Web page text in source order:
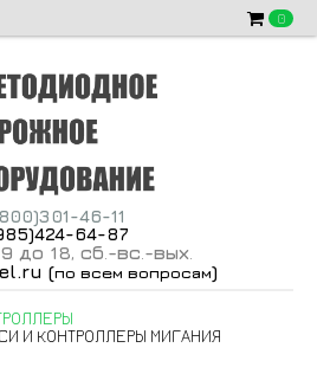
0
46-11
64-87
до 18, сб -вс -вых.
(по всем вопросам)
И КОНТРОЛЛЕРЫ МИГАНИЯ